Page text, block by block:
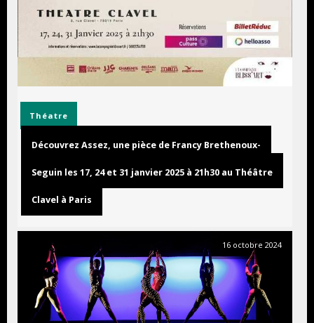
Théatre
Découvrez Assez, une pièce de Francy Brethenoux-
Seguin les 17, 24 et 31 janvier 2025 à 21h30 au Théâtre
Clavel à Paris
16 octobre 2024